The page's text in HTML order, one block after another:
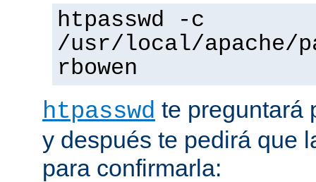
htpasswd -c
/usr/local/apache/
rbowen
htpasswd te preguntará
y después te pedirá que
para confirmarla: